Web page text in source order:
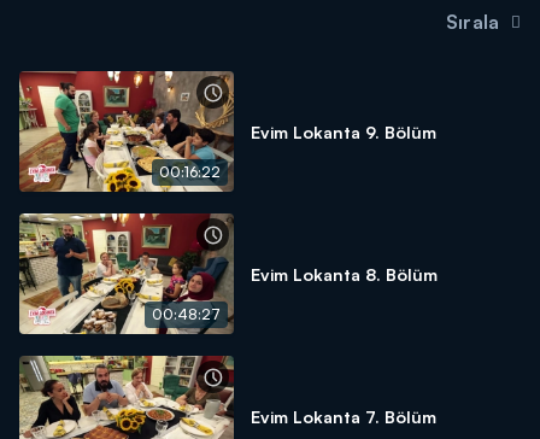
Sırala
00:16:22
Evim Lokanta 9. Bölüm
00:48:27
Evim Lokanta 8. Bölüm
Evim Lokanta 7. Bölüm